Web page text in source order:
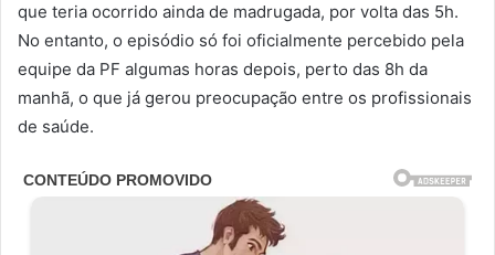
que teria ocorrido ainda de madrugada, por volta das 5h.
No entanto, o episódio só foi oficialmente percebido pela
equipe da PF algumas horas depois, perto das 8h da
manhã, o que já gerou preocupação entre os profissionais
de saúde.